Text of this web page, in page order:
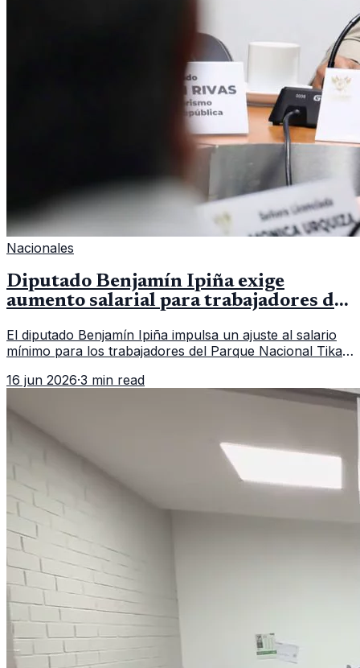
Nacionales
Diputado Benjamín Ipiña exige
aumento salarial para trabajadores de
El diputado Benjamín Ipiña impulsa un ajuste al salario
mínimo para los trabajadores del Parque Nacional Tikal
Q71.40 diarios.
16 jun 2026·3 min read